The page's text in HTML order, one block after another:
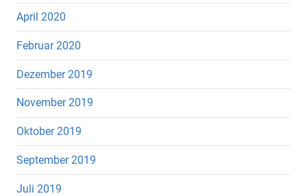
April 2020
Februar 2020
Dezember 2019
November 2019
Oktober 2019
September 2019
Juli 2019